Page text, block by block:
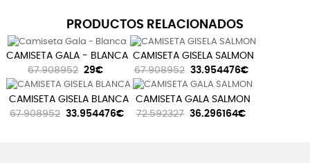
PRODUCTOS RELACIONADOS
CAMISETA GALA - BLANCA
67.908952 29€
CAMISETA GISELA SALMON
67.908952 33.954476€
CAMISETA GISELA BLANCA
67.908952 33.954476€
CAMISETA GALA SALMON
72.592327 36.296164€